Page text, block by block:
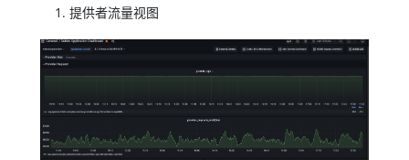
提供者流量视图